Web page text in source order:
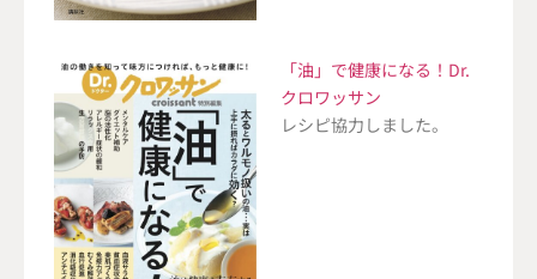
「油」で健康になる！Dr.
クロワッサン
レシピ協力しました。